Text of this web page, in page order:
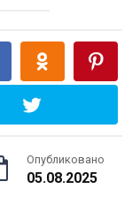
Опубликовано
05.08.2025